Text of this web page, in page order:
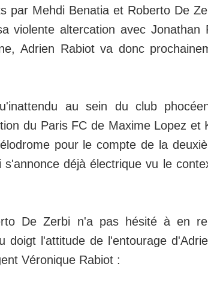
par Mehdi Benatia et Roberto De
violente altercation avec Jonathan
Adrien Rabiot va donc
au sein du club
du Paris FC de Maxime Lopez et
pour le compte de la
déjà électrique vu le
De Zerbi n'a pas hésité à en
doigt l'attitude de l'entourage
Véronique Rabiot :